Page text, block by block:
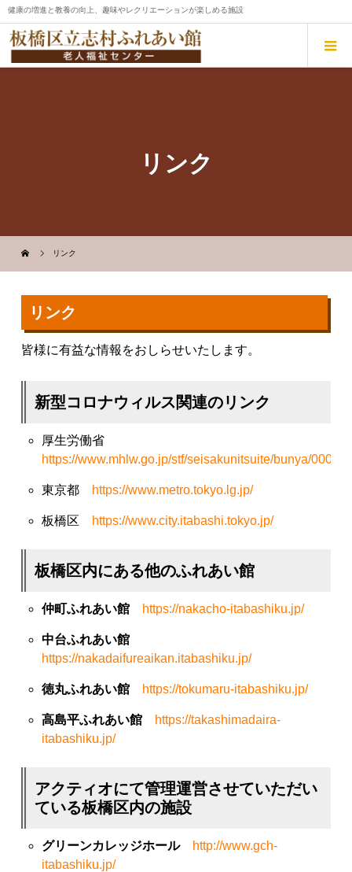
健康の増進と教養の向上、趣味やレクリエーションが楽しめる施設
リンク
リンク
リンク
皆様に有益な情報をおしらせいたします。
新型コロナウィルス関連のリンク
厚生労働省
https://www.mhlw.go.jp/stf/seisakunitsuite/bunya/
東京都 https://www.metro.tokyo.lg.jp/
板橋区 https://www.city.itabashi.tokyo.jp/
板橋区内にある他のふれあい館
仲町ふれあい館 https://nakacho-itabashiku.jp/
中台ふれあい館
https://nakadaifureaikan.itabashiku.jp/
徳丸ふれあい館 https://tokumaru-itabashiku.jp/
高島平ふれあい館
https://takashimadaira-
itabashiku.jp/
アクティオにて管理運営させていただい
ている板橋区内の施設
グリーンカレッジホール
http://www.gch-
itabashiku.jp/